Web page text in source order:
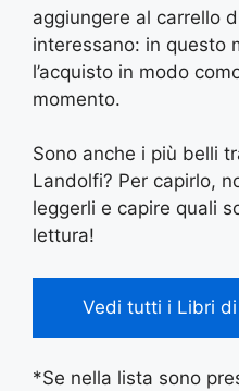
aggiungere al carrello
interessano: in questo
l’acquisto in modo
momento.
Sono anche i più belli
Landolfi? Per capirlo,
leggerli e capire quali
lettura!
Vedi tutti i Libri
*Se nella lista sono